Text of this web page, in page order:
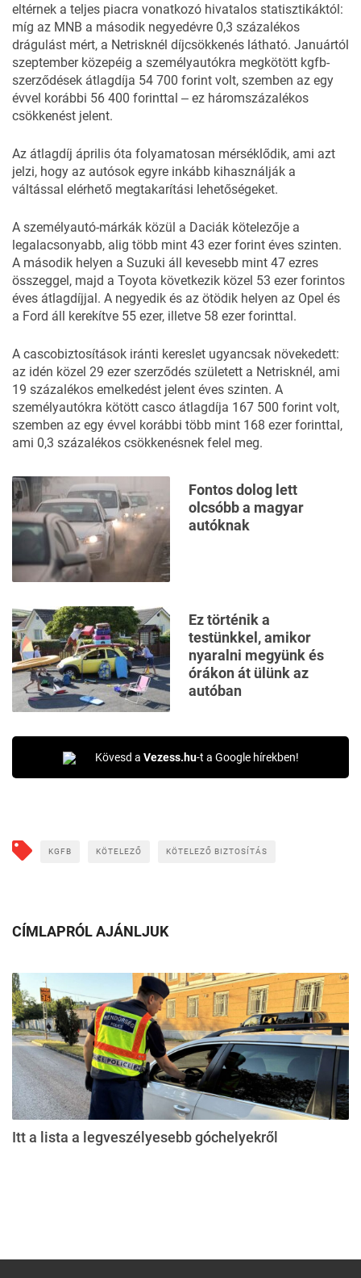
eltérnek a teljes piacra vonatkozó hivatalos statisztikáktól:
míg az MNB a második negyedévre 0,3 százalékos
drágulást mért, a Netrisknél díjcsökkenés látható. Januártól
szeptember közepéig a személyautókra megkötött kgfb-
szerződések átlagdíja 54 700 forint volt, szemben az egy
évvel korábbi 56 400 forinttal ‒ ez háromszázalékos
csökkenést jelent.
Az átlagdíj április óta folyamatosan mérséklődik, ami azt
jelzi, hogy az autósok egyre inkább kihasználják a
váltással elérhető megtakarítási lehetőségeket.
A személyautó-márkák közül a Daciák kötelezője a
legalacsonyabb, alig több mint 43 ezer forint éves szinten.
A második helyen a Suzuki áll kevesebb mint 47 ezres
összeggel, majd a Toyota következik közel 53 ezer forintos
éves átlagdíjjal. A negyedik és az ötödik helyen az Opel és
a Ford áll kerekítve 55 ezer, illetve 58 ezer forinttal.
A cascobiztosítások iránti kereslet ugyancsak növekedett:
az idén közel 29 ezer szerződés született a Netrisknél, ami
19 százalékos emelkedést jelent éves szinten. A
személyautókra kötött casco átlagdíja 167 500 forint volt,
szemben az egy évvel korábbi több mint 168 ezer forinttal,
ami 0,3 százalékos csökkenésnek felel meg.
Fontos dolog lett
olcsóbb a magyar
autóknak
Ez történik a
testünkkel, amikor
nyaralni megyünk és
órákon át ülünk az
autóban
Kövesd a Vezess.hu-t a Google hírekben!
KGFB KÖTELEZŐ KÖTELEZŐ BIZTOSÍTÁS
CÍMLAPRÓL AJÁNLJUK
Itt a lista a legveszélyesebb góchelyekről